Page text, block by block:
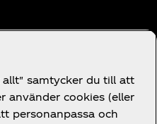
samtycker du till att
använder cookies (eller
personanpassa och